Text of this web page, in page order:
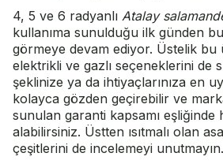
4, 5 ve 6 radyanlı Atalay
kullanıma sunulduğu ilk günden
görmeye devam ediyor. Üstelik bu
elektrikli ve gazlı seçeneklerini de
şeklinize ya da ihtiyaçlarınıza en
kolayca gözden geçirebilir ve
sunulan garanti kapsamı eşliğinde
alabilirsiniz. Üstten ısıtmalı olan
çeşitlerini de incelemeyi unutmayın.